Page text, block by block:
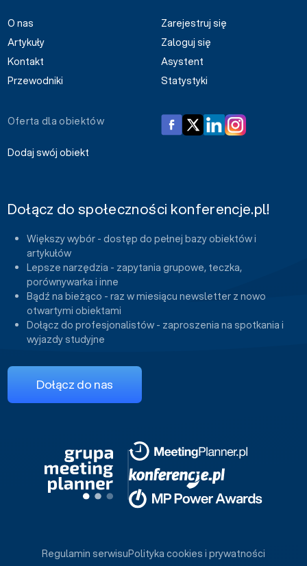
O nas
Artykuły
Kontakt
Przewodniki
Zarejestruj się
Zaloguj się
Asystent
Statystyki
Oferta dla obiektów
Dodaj swój obiekt
Dołącz do społeczności konferencje.pl!
Większy wybór - dostęp do pełnej bazy obiektów i
artykułów
Lepsze narzędzia - zapytania grupowe, teczka,
porównywarka i inne
Bądź na bieżąco - raz w miesiącu newsletter z nowo
otwartymi obiektami
Dołącz do profesjonalistów - zaproszenia na spotkania i
wyjazdy studyjne
Dołącz do nas
Regulamin serwisuPolityka cookies i prywatności